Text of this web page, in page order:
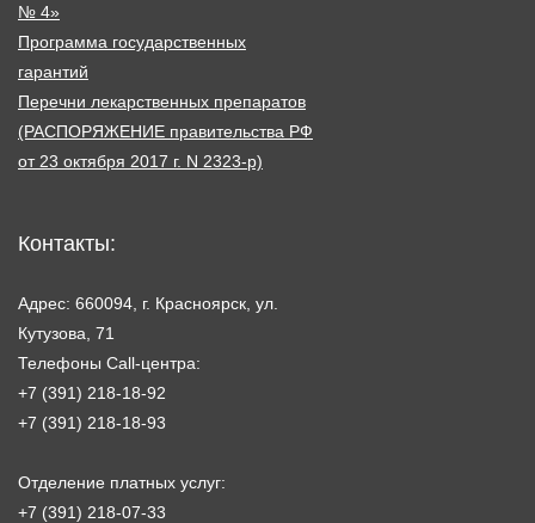
№ 4»
Программа государственных
гарантий
Перечни лекарственных препаратов
(РАСПОРЯЖЕНИЕ правительства РФ
от 23 октября 2017 г. N 2323-р)
Контакты:
Адрес: 660094, г. Красноярск, ул.
Кутузова, 71
Телефоны Call-центра:
+7 (391) 218-18-92
+7 (391) 218-18-93
Отделение платных услуг:
+7 (391) 218-07-33